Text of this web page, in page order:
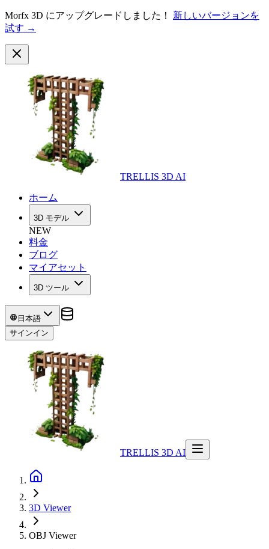
Morfx 3D にアップグレードしました！
新しいバージョンを
試す →
TRELLIS 3D AI
ホーム
3D モデル
NEW
料金
ブログ
マイアセット
3D ツール
日本語
サインイン
TRELLIS 3D AI
3D Viewer
OBJ Viewer